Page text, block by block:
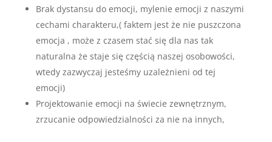
Brak dystansu do emocji, mylenie emocji z naszymi
cechami charakteru,( faktem jest że nie puszczona
emocja , może z czasem stać się dla nas tak
naturalna że staje się częścią naszej osobowości,
wtedy zazwyczaj jesteśmy uzależnieni od tej
emocji)
Projektowanie emocji na świecie zewnętrznym,
zrzucanie odpowiedzialności za nie na innych,